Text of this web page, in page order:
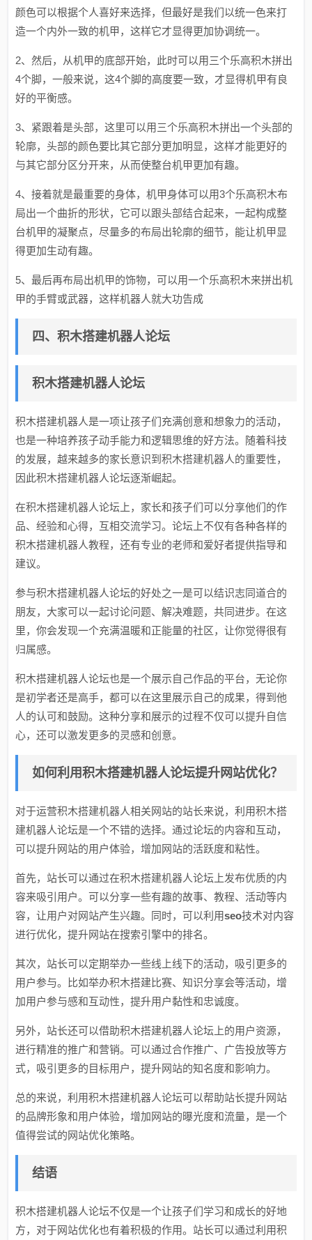
颜色可以根据个人喜好来选择，但最好是我们以统一色来打
造一个内外一致的机甲，这样它才显得更加协调统一。
2、然后，从机甲的底部开始，此时可以用三个乐高积木拼出
4个脚，一般来说，这4个脚的高度要一致，才显得机甲有良
好的平衡感。
3、紧跟着是头部，这里可以用三个乐高积木拼出一个头部的
轮廓，头部的颜色要比其它部分更加明显，这样才能更好的
与其它部分区分开来，从而使整台机甲更加有趣。
4、接着就是最重要的身体，机甲身体可以用3个乐高积木布
局出一个曲折的形状，它可以跟头部结合起来，一起构成整
台机甲的凝聚点，尽量多的布局出轮廓的细节，能让机甲显
得更加生动有趣。
5、最后再布局出机甲的饰物，可以用一个乐高积木来拼出机
甲的手臂或武器，这样机器人就大功告成
四、积木搭建机器人论坛
积木搭建机器人论坛
积木搭建机器人是一项让孩子们充满创意和想象力的活动，
也是一种培养孩子动手能力和逻辑思维的好方法。随着科技
的发展，越来越多的家长意识到积木搭建机器人的重要性，
因此积木搭建机器人论坛逐渐崛起。
在积木搭建机器人论坛上，家长和孩子们可以分享他们的作
品、经验和心得，互相交流学习。论坛上不仅有各种各样的
积木搭建机器人教程，还有专业的老师和爱好者提供指导和
建议。
参与积木搭建机器人论坛的好处之一是可以结识志同道合的
朋友，大家可以一起讨论问题、解决难题，共同进步。在这
里，你会发现一个充满温暖和正能量的社区，让你觉得很有
归属感。
积木搭建机器人论坛也是一个展示自己作品的平台，无论你
是初学者还是高手，都可以在这里展示自己的成果，得到他
人的认可和鼓励。这种分享和展示的过程不仅可以提升自信
心，还可以激发更多的灵感和创意。
如何利用积木搭建机器人论坛提升网站优化？
对于运营积木搭建机器人相关网站的站长来说，利用积木搭
建机器人论坛是一个不错的选择。通过论坛的内容和互动，
可以提升网站的用户体验，增加网站的活跃度和粘性。
首先，站长可以通过在积木搭建机器人论坛上发布优质的内
容来吸引用户。可以分享一些有趣的故事、教程、活动等内
容，让用户对网站产生兴趣。同时，可以利用seo技术对内容
进行优化，提升网站在搜索引擎中的排名。
其次，站长可以定期举办一些线上线下的活动，吸引更多的
用户参与。比如举办积木搭建比赛、知识分享会等活动，增
加用户参与感和互动性，提升用户黏性和忠诚度。
另外，站长还可以借助积木搭建机器人论坛上的用户资源，
进行精准的推广和营销。可以通过合作推广、广告投放等方
式，吸引更多的目标用户，提升网站的知名度和影响力。
总的来说，利用积木搭建机器人论坛可以帮助站长提升网站
的品牌形象和用户体验，增加网站的曝光度和流量，是一个
值得尝试的网站优化策略。
结语
积木搭建机器人论坛不仅是一个让孩子们学习和成长的好地
方，对于网站优化也有着积极的作用。站长可以通过利用积